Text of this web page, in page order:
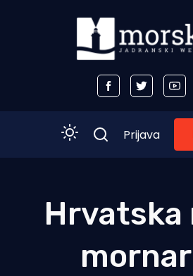
Morski plus
Prijava
Hrvatska